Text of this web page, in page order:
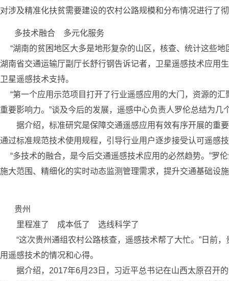
对涉及精准化扶贫需要建设的农村公路规模和分布情况进行了
多技术融合 多元化服务
“湖南的贫困地区大多是地形复杂的山区，核查、统计这些
湖南省交通运输厅副厅长舒行钢告诉记者，卫星遥感技术应用
卫星遥感技术支持。
“第一个应用示范项目打开了行业遥感应用的大门，资源的汇
重要影响力。”谈及今后的发展，遥感中心负责人罗伦总结为
据介绍，标准研究是保障交通遥感应用有效有序开展的重要
通过标准规范技术使用规程，引导行业用户逐步接受认可遥感
“多技术的融合，是今后交通遥感技术应用的必然趋势。”罗
施大范围、精细化的实时动态监测管理需求，提升交通基础设
贵州
里程准了 成本低了 选线科学了
“这次贵州通组农村公路核查，遥感技术帮了大忙。”日前，
用遥感技术的情况和心得。
据介绍，2017年6月23日，习近平总书记在山西太原召开的